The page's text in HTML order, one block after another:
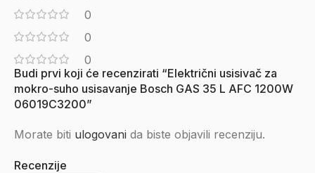
0
0
0
Recenzije
Budi prvi koji će recenzirati “Električni usisivač za
mokro-suho usisavanje Bosch GAS 35 L AFC 1200W
06019C3200”
Morate biti ulogovani da biste objavili recenziju.